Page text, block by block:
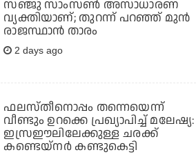
സഞ്ജു സാംസണ്‍ അസാധാരണ
വ്യക്തിയാണ്; തുറന്ന് പറഞ്ഞ് മുന്‍
രാജസ്ഥാന്‍ താരം
2 days ago
ഫലസ്തീനൊപ്പം തന്നെയെന്ന്
വീണ്ടും ഉറക്കെ പ്രഖ്യാപിച്ച് മലേഷ്യ:
ഇസ്രഈലിലേക്കുള്ള ചരക്ക്
കണ്ടെയ്‌നര്‍ കണ്ടുകെട്ടി